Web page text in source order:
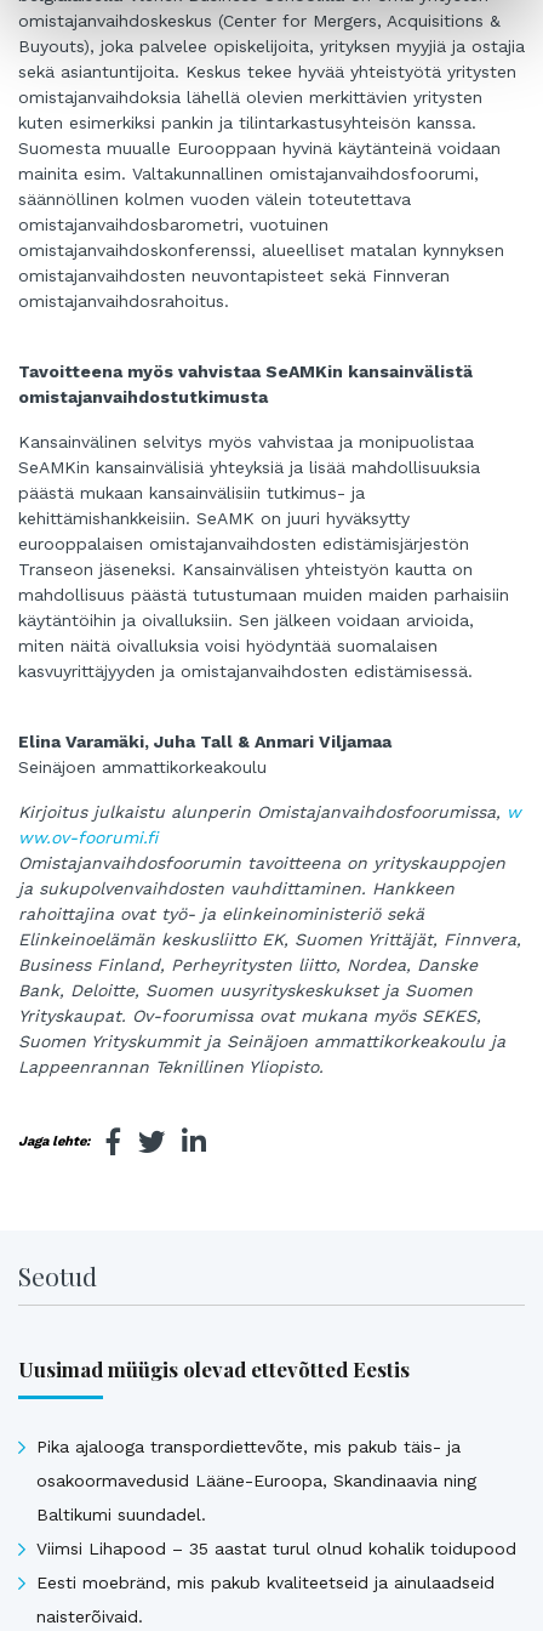
omistajanvaihdoskeskus (Center for Mergers, Acquisitions &
Buyouts), joka palvelee opiskelijoita, yrityksen myyjiä ja ostajia
sekä asiantuntijoita. Keskus tekee hyvää yhteistyötä yritysten
omistajanvaihdoksia lähellä olevien merkittävien yritysten
kuten esimerkiksi pankin ja tilintarkastusyhteisön kanssa.
Suomesta muualle Eurooppaan hyvinä käytänteinä voidaan
mainita esim. Valtakunnallinen omistajanvaihdosfoorumi,
säännöllinen kolmen vuoden välein toteutettava
omistajanvaihdosbarometri, vuotuinen
omistajanvaihdoskonferenssi, alueelliset matalan kynnyksen
omistajanvaihdosten neuvontapisteet sekä Finnveran
omistajanvaihdosrahoitus.
Tavoitteena myös vahvistaa SeAMKin kansainvälistä
omistajanvaihdostutkimusta
Kansainvälinen selvitys myös vahvistaa ja monipuolistaa
SeAMKin kansainvälisiä yhteyksiä ja lisää mahdollisuuksia
päästä mukaan kansainvälisiin tutkimus- ja
kehittämishankkeisiin. SeAMK on juuri hyväksytty
eurooppalaisen omistajanvaihdosten edistämisjärjestön
Transeon jäseneksi. Kansainvälisen yhteistyön kautta on
mahdollisuus päästä tutustumaan muiden maiden parhaisiin
käytäntöihin ja oivalluksiin. Sen jälkeen voidaan arvioida,
miten näitä oivalluksia voisi hyödyntää suomalaisen
kasvuyrittäjyyden ja omistajanvaihdosten edistämisessä.
Elina Varamäki, Juha Tall & Anmari Viljamaa
Seinäjoen ammattikorkeakoulu
Kirjoitus julkaistu alunperin Omistajanvaihdosfoorumissa, w
ww.ov-foorumi.fi
Omistajanvaihdosfoorumin tavoitteena on yrityskauppojen
ja sukupolvenvaihdosten vauhdittaminen. Hankkeen
rahoittajina ovat työ- ja elinkeinoministeriö sekä
Elinkeinoelämän keskusliitto EK, Suomen Yrittäjät, Finnvera,
Business Finland, Perheyritysten liitto, Nordea, Danske
Bank, Deloitte, Suomen uusyrityskeskukset ja Suomen
Yrityskaupat. Ov-foorumissa ovat mukana myös SEKES,
Suomen Yrityskummit ja Seinäjoen ammattikorkeakoulu ja
Lappeenrannan Teknillinen Yliopisto.
Jaga lehte:
Seotud
Uusimad müügis olevad ettevõtted Eestis
Pika ajalooga transpordiettevõte, mis pakub täis- ja
osakoormavedusid Lääne-Euroopa, Skandinaavia ning
Baltikumi suundadel.
Viimsi Lihapood – 35 aastat turul olnud kohalik toidupood
Eesti moebränd, mis pakub kvaliteetseid ja ainulaadseid
naisterõivaid.